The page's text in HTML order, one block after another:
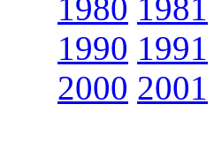
1980 1981
1990 1991
2000 2001